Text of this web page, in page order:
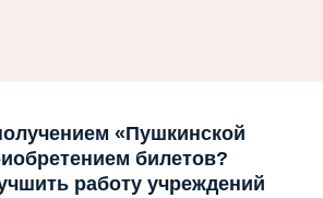
«Пушкинской
билетов?
работу учреждений